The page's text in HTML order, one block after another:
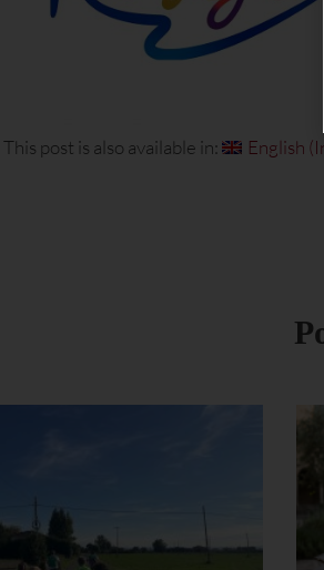
This post is also available in: English (